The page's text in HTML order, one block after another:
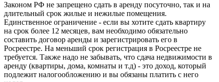
Законом РФ не запрещено сдать в аренду посуточно, так и на
длительный срок жилые и нежилые помещения.
Единственное ограничение - если вы хотите сдать квартиру
на срок более 12 месяцев, вам необходимо обязательно
составить договор аренды и зарегистрировать его в
Росреестре. На меньший срок регистрация в Росреестре не
требуется. Также надо не забывать, что сдача недвижимости в
аренду (квартиры, дома, комнаты и т.д) - это доход, который
подлежит налогообложению и вы обязаны платить с него